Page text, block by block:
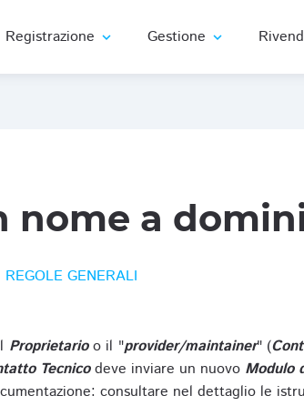
Registrazione expand_more Gestione expand_more
nome a
REGOLE GENERALI
Proprietarioo il "provider/maintainer" (
Tecnicodeve inviare un nuovo Modulo
consultare nel dettaglio le